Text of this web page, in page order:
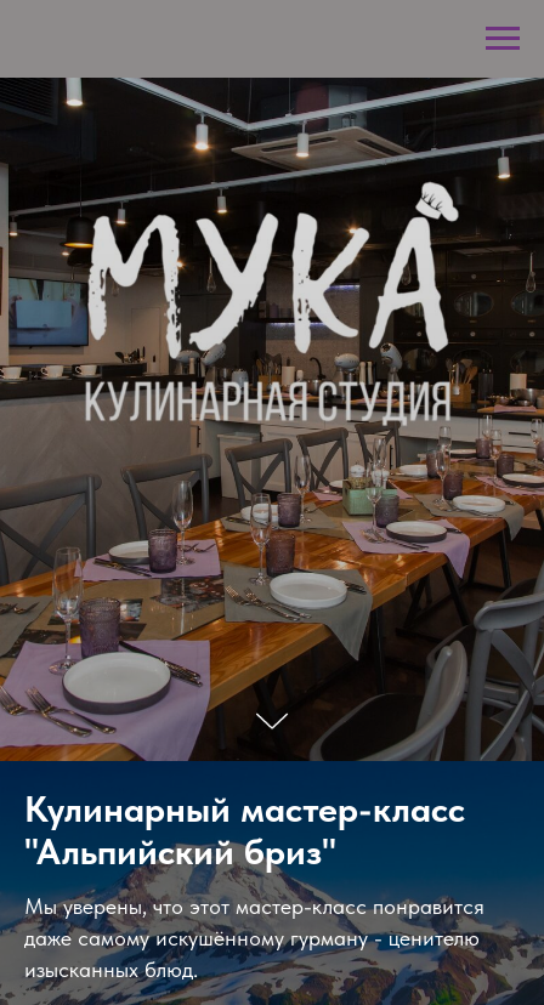
Кулинарный мастер-класс
"Альпийский бриз"
Мы уверены, что этот мастер-класс понравится
даже самому искушённому гурману - ценителю
изысканных блюд.